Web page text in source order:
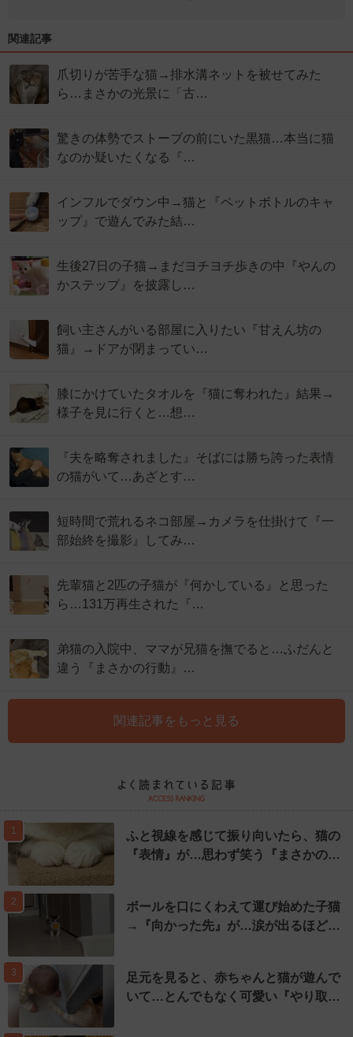
関連記事
爪切りが苦手な猫→排水溝ネットを被せてみた
ら…まさかの光景に「古…
驚きの体勢でストーブの前にいた黒猫…本当に猫
なのか疑いたくなる『…
インフルでダウン中→猫と『ペットボトルのキャ
ップ』で遊んでみた結…
生後27日の子猫→まだヨチヨチ歩きの中『やんの
かステップ』を披露し…
飼い主さんがいる部屋に入りたい『甘えん坊の
猫』→ドアが閉まってい…
膝にかけていたタオルを『猫に奪われた』結果→
様子を見に行くと…想…
『夫を略奪されました』そばには勝ち誇った表情
の猫がいて…あざとす…
短時間で荒れるネコ部屋→カメラを仕掛けて『一
部始終を撮影』してみ…
先輩猫と2匹の子猫が『何かしている』と思った
ら…131万再生された『…
弟猫の入院中、ママが兄猫を撫でると…ふだんと
違う『まさかの行動』…
関連記事をもっと見る
1
ふと視線を感じて振り向いたら、猫の
『表情』が…思わず笑う『まさかの…
2
ボールを口にくわえて運び始めた子猫
→『向かった先』が…涙が出るほど…
3
足元を見ると、赤ちゃんと猫が遊んで
いて…とんでもなく可愛い『やり取…